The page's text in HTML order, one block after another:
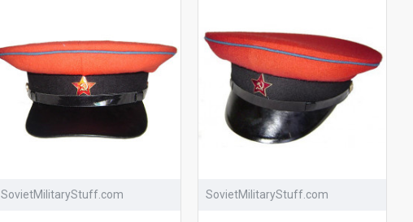
SovietMilitaryStuff.com SovietMilitaryStuff.com